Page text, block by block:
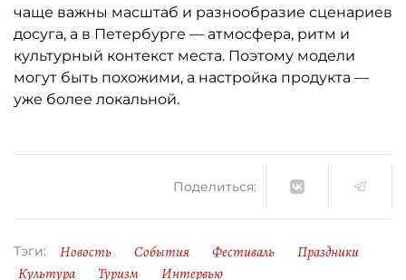
чаще важны масштаб и разнообразие сценариев
досуга, а в Петербурге — атмосфера, ритм и
культурный контекст места. Поэтому модели
могут быть похожими, а настройка продукта —
уже более локальной.
Поделиться:
Тэги: Новость События Фестиваль
Праздники
Культура
Туризм Интервью